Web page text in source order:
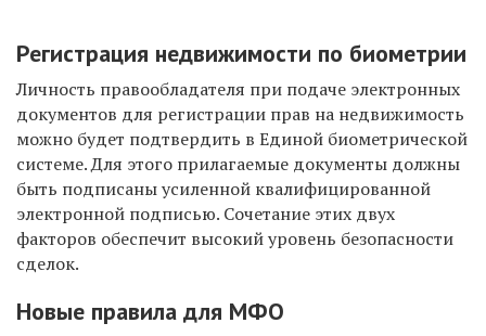
Регистрация недвижимости по биометрии
Личность правообладателя при подаче электронных
документов для регистрации прав на недвижимость
можно будет подтвердить в Единой биометрической
системе. Для этого прилагаемые документы должны
быть подписаны усиленной квалифицированной
электронной подписью. Сочетание этих двух
факторов обеспечит высокий уровень безопасности
сделок.
Новые правила для МФО